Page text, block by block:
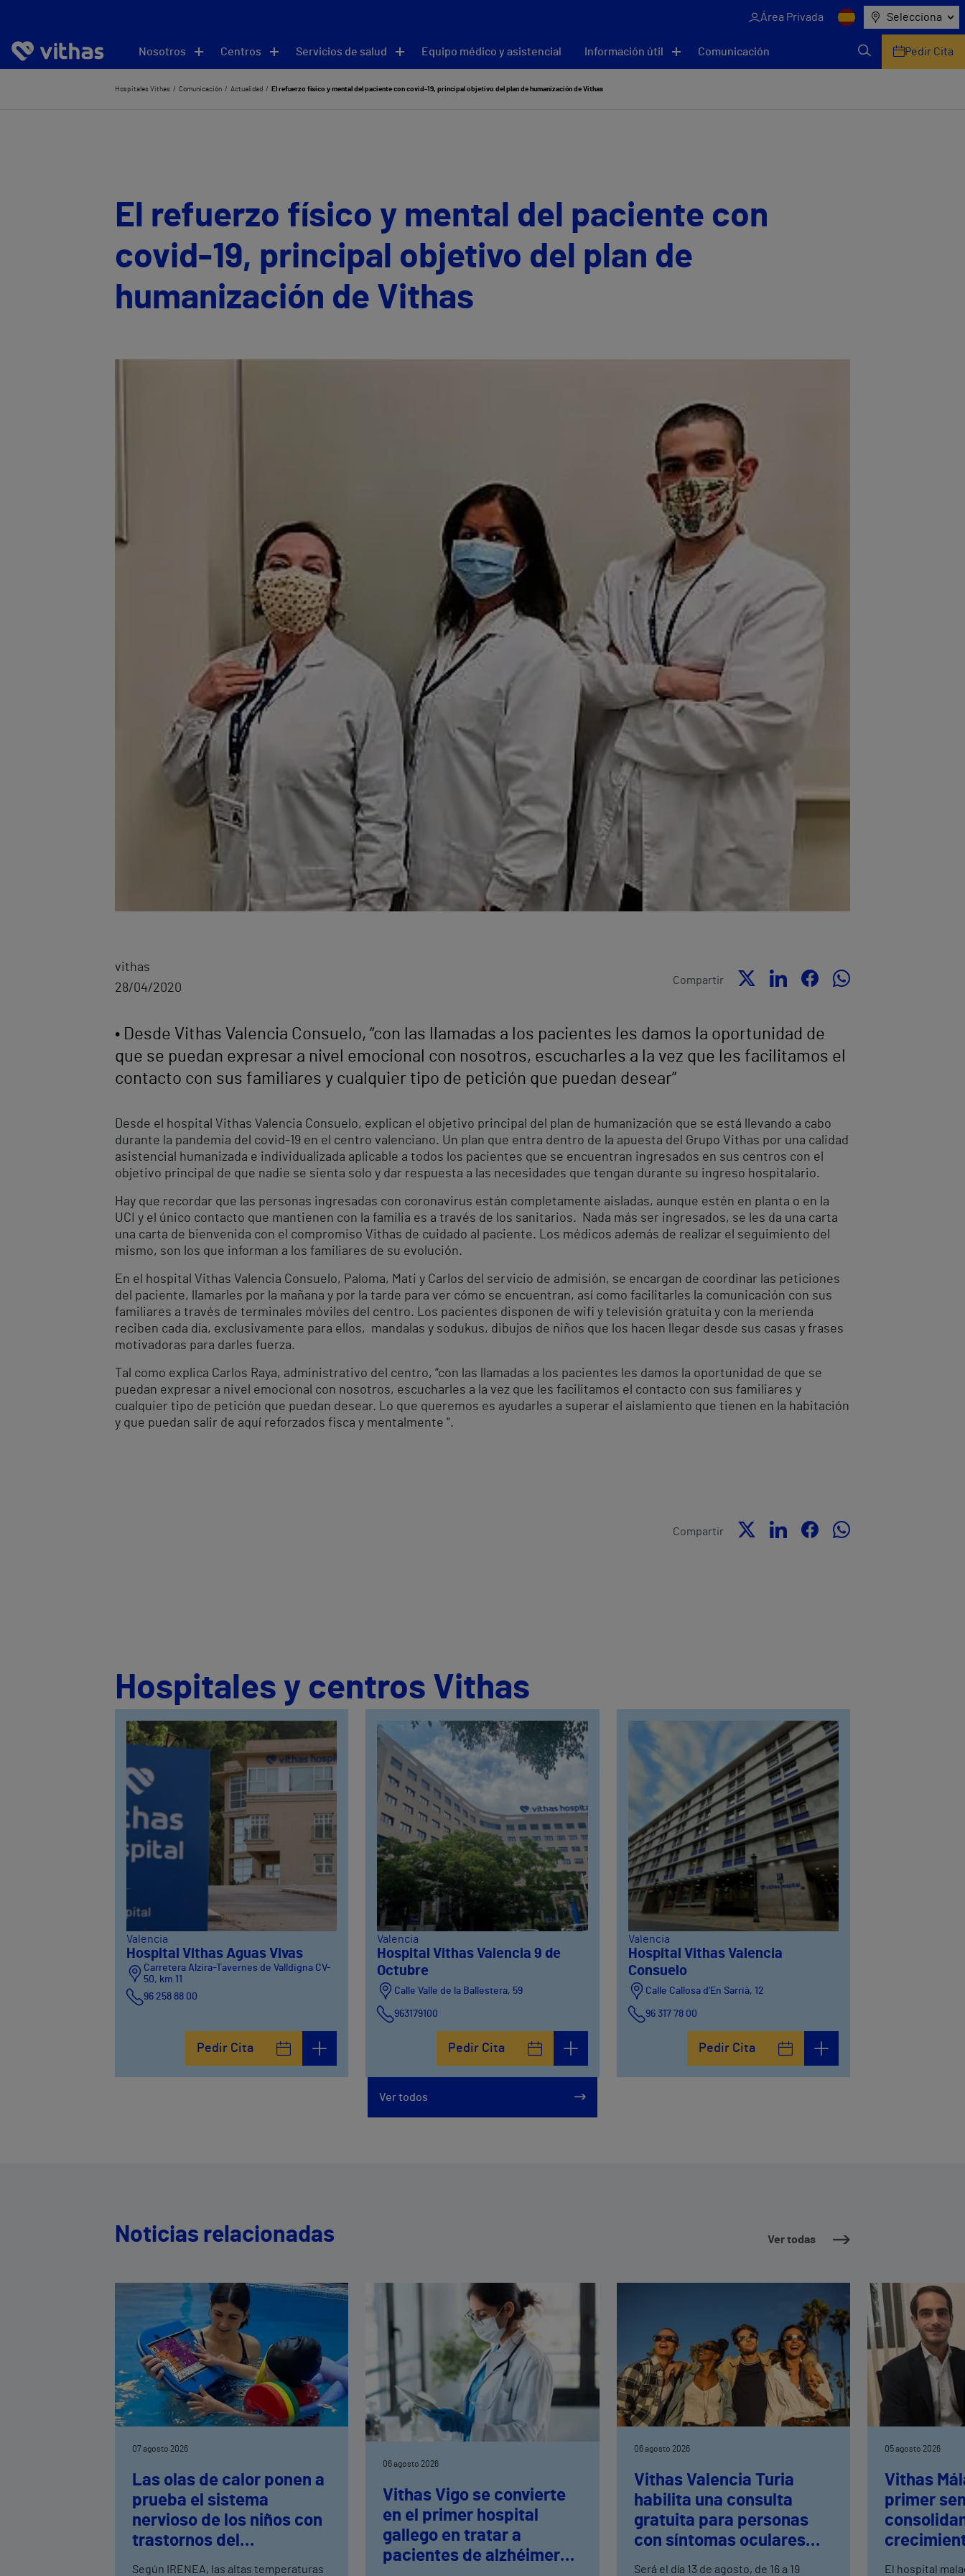
Área Privada Selecciona
Nosotros Centros Servicios de salud Equipo médico y asistencial Información útil Comunicación Pedir Cita
Hospitales Vithas Comunicación Actualidad El refuerzo físico y mental del paciente con covid-19, principal objetivo del plan de humanización de Vithas
El refuerzo físico y mental del paciente con
covid-19, principal objetivo del plan de
humanización de Vithas
vithas
28/04/2020
Compartir
• Desde Vithas Valencia Consuelo, “con las llamadas a los pacientes les damos la oportunidad de
que se puedan expresar a nivel emocional con nosotros, escucharles a la vez que les facilitamos el
contacto con sus familiares y cualquier tipo de petición que puedan desear”
Desde el hospital Vithas Valencia Consuelo, explican el objetivo principal del plan de humanización que se está llevando a cabo
durante la pandemia del covid-19 en el centro valenciano. Un plan que entra dentro de la apuesta del Grupo Vithas por una calidad
asistencial humanizada e individualizada aplicable a todos los pacientes que se encuentran ingresados en sus centros con el
objetivo principal de que nadie se sienta solo y dar respuesta a las necesidades que tengan durante su ingreso hospitalario.
Hay que recordar que las personas ingresadas con coronavirus están completamente aisladas, aunque estén en planta o en la
UCI y el único contacto que mantienen con la familia es a través de los sanitarios. Nada más ser ingresados, se les da una carta
una carta de bienvenida con el compromiso Vithas de cuidado al paciente. Los médicos además de realizar el seguimiento del
mismo, son los que informan a los familiares de su evolución.
En el hospital Vithas Valencia Consuelo, Paloma, Mati y Carlos del servicio de admisión, se encargan de coordinar las peticiones
del paciente, llamarles por la mañana y por la tarde para ver cómo se encuentran, así como facilitarles la comunicación con sus
familiares a través de terminales móviles del centro. Los pacientes disponen de wifi y televisión gratuita y con la merienda
reciben cada día, exclusivamente para ellos, mandalas y sodukus, dibujos de niños que los hacen llegar desde sus casas y frases
motivadoras para darles fuerza.
Tal como explica Carlos Raya, administrativo del centro, “con las llamadas a los pacientes les damos la oportunidad de que se
puedan expresar a nivel emocional con nosotros, escucharles a la vez que les facilitamos el contacto con sus familiares y
cualquier tipo de petición que puedan desear. Lo que queremos es ayudarles a superar el aislamiento que tienen en la habitación
y que puedan salir de aquí reforzados fisca y mentalmente “.
Compartir
Hospitales y centros Vithas
Valencia
Hospital Vithas Aguas Vivas
Carretera Alzira-Tavernes de Valldigna CV-
50, km 11
96 258 88 00
Pedir Cita
Valencia
Hospital Vithas Valencia 9 de
Octubre
Calle Valle de la Ballestera, 59
963179100
Pedir Cita
Valencia
Hospital Vithas Valencia
Consuelo
Calle Callosa d’En Sarrià, 12
96 317 78 00
Pedir Cita
Ver todos
Noticias relacionadas Ver todas
07 agosto 2026
Las olas de calor ponen a
prueba el sistema
nervioso de los niños con
trastornos del
Según IRENEA, las altas temperaturas
06 agosto 2026
Vithas Vigo se convierte
en el primer hospital
gallego en tratar a
pacientes de alzhéimer
06 agosto 2026
Vithas Valencia Turia
habilita una consulta
gratuita para personas
con síntomas oculares
Será el día 13 de agosto, de 16 a 19
05 agosto 2026
Vithas
primer
El hospital